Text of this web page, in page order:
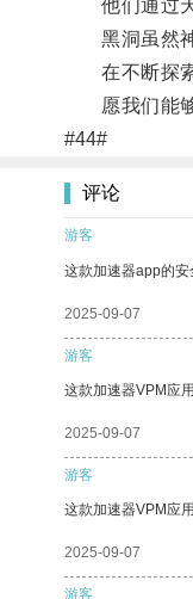
他们通过天
黑洞虽然神
在不断探索
愿我们能够
#44#
评论
游客
这款加速器app的安
2025-09-07
游客
这款加速器VPM应
2025-09-07
游客
这款加速器VPM应
2025-09-07
游客